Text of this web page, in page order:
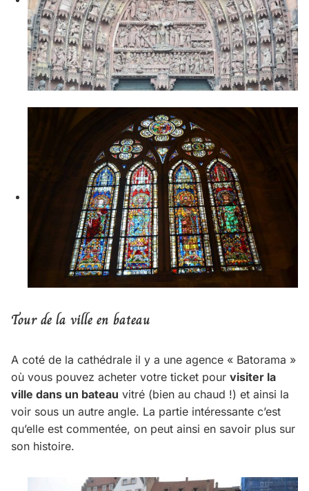
Tour de la ville en bateau
A coté de la cathédrale il y a une agence « Batorama »
où vous pouvez acheter votre ticket pour visiter la
ville dans un bateau vitré (bien au chaud !) et ainsi la
voir sous un autre angle. La partie intéressante c’est
qu’elle est commentée, on peut ainsi en savoir plus sur
son histoire.